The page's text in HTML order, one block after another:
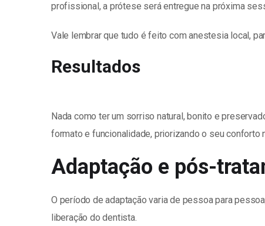
profissional, a prótese será entregue na próxima
Vale lembrar que tudo é feito com anestesia local,
Resultados
Nada como ter um sorriso natural, bonito e
formato e funcionalidade, priorizando o seu conforto
Adaptação e pós-
O período de adaptação varia de pessoa para
liberação do dentista.